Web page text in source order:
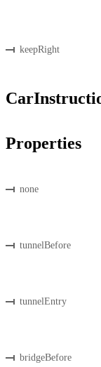
keepRight
Properties
none
tunnelBefore
tunnelEntry
bridgeBefore